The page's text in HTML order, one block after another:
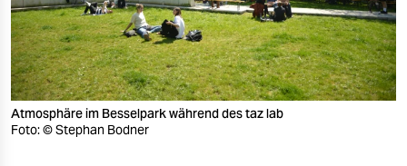
veranstaltungen
shop
fragen & hilfe
unterstützen
Atmosphäre im Besselpark während des taz lab
Foto: © Stephan Bodner